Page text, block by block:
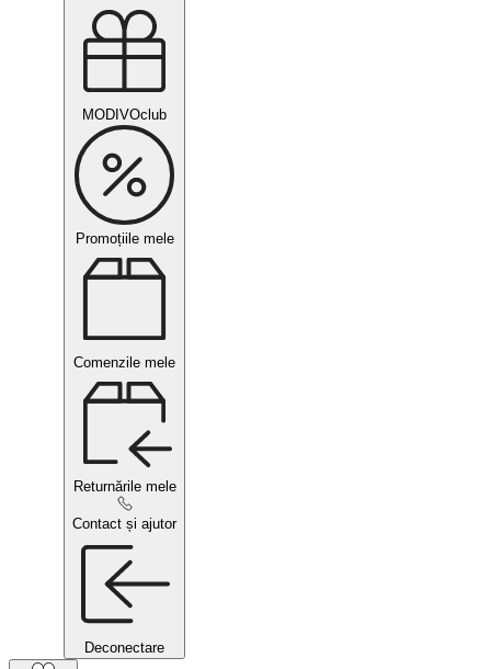
MODIVOclub
Promoțiile mele
Comenzile mele
Returnările mele
Contact și ajutor
Deconectare